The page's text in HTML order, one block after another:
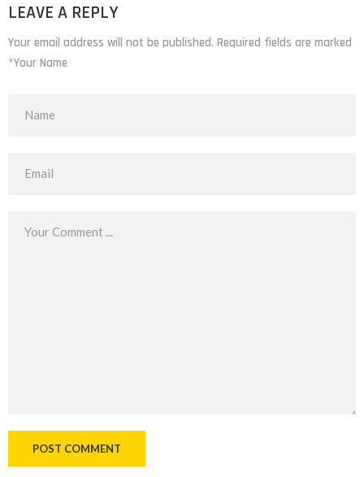
LEAVE A REPLY
Your email address will not be published. Required fields are marked
*Your Name